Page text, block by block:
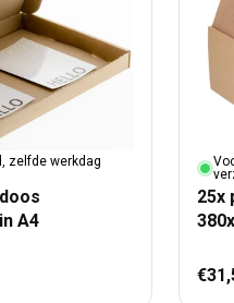
zelfde werkdag
A4
25x